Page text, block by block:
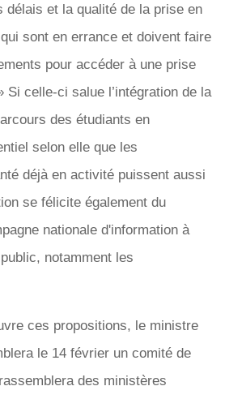
délais et la qualité de la prise en
sont en errance et doivent faire
pour accéder à une prise
Si celle-ci salue l’intégration de la
des étudiants en
selon elle que les
déjà en activité puissent aussi
se félicite également du
nationale d'information à
notamment les
ces propositions, le ministre
le 14 février un comité de
des ministères